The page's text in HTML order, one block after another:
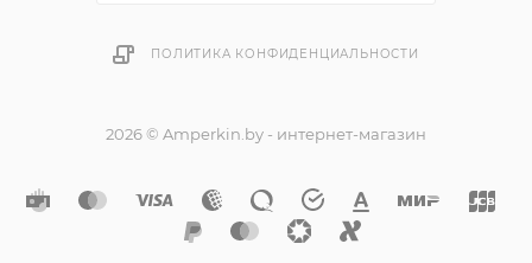
ПОЛИТИКА КОНФИДЕНЦИАЛЬНОСТИ
2026 © Amperkin.by - интернет-магазин